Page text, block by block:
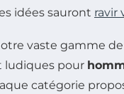
idées sauront ravir
vaste gamme
ludiques pour
catégorie